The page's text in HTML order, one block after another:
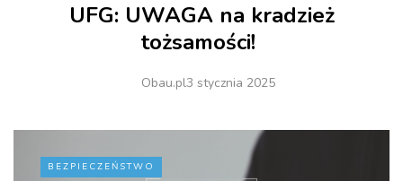
UFG: UWAGA na kradzież
tożsamości!
Obau.pl3 stycznia 2025
BEZPIECZEŃSTWO